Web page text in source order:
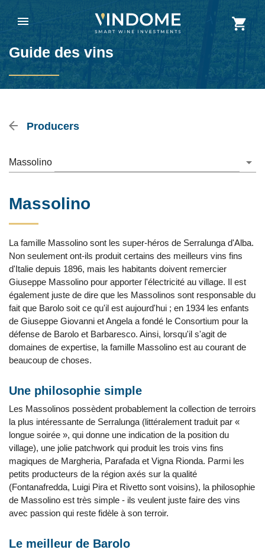
Guide des vins
Producers
Massolino
Massolino
La famille Massolino sont les super-héros de Serralunga d'Alba.
Non seulement ont-ils produit certains des meilleurs vins fins
d'Italie depuis 1896, mais les habitants doivent remercier
Giuseppe Massolino pour apporter l'électricité au village. Il est
également juste de dire que les Massolinos sont responsable du
fait que Barolo soit ce qu'il est aujourd'hui ; en 1934 les enfants
de Giuseppe Giovanni et Angela a fondé le Consortium pour la
défense de Barolo et Barbaresco. Ainsi, lorsqu'il s'agit de
domaines de expertise, la famille Massolino est au courant de
beaucoup de choses.
Une philosophie simple
Les Massolinos possèdent probablement la collection de terroirs
la plus intéressante de Serralunga (littéralement traduit par «
longue soirée », qui donne une indication de la position du
village), une jolie patchwork qui produit les trois vins fins
magiques de Margheria, Parafada et Vigna Rionda. Parmi les
petits producteurs de la région axés sur la qualité
(Fontanafredda, Luigi Pira et Rivetto sont voisins), la philosophie
de Massolino est très simple - ils veulent juste faire des vins
avec passion qui reste fidèle à son terroir.
Le meilleur de Barolo